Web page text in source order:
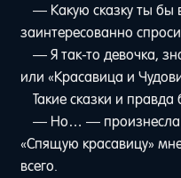
— Какую сказку ты
заинтересованно
— Я так-то девочка,
или «Красавица и
Такие сказки и
— Но… — произнесла
«Спящую красавицу»
всего.